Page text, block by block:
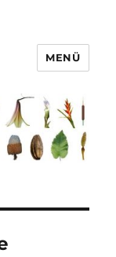
MENÜ